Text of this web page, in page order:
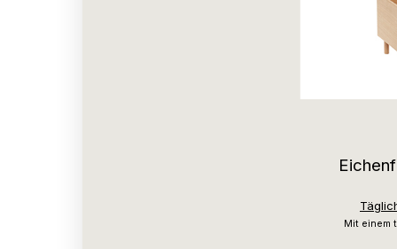
Mit einem